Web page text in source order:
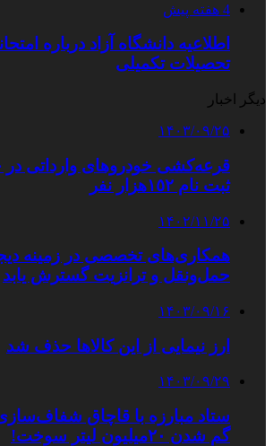
4 هفته پیش
اطلاعیه دانشگاه آزاد درباره
تحصیلات تکمیلی
دیگر اخبار
۱۴۰۳/۰۹/۲۵
قرعه‌کشی خودروهای وارداتی‌
ثبت نام ١٥٢هزار نفر
۱۴۰۲/۱۱/۲۵
همکاری‌های تخصصی در زمینه
حمل‌ونقل و ترانزیت گسترش یابد
۱۴۰۳/۰۹/۱۶
ارز نیمایی از این کالاها حذف شد
۱۴۰۳/۰۹/۲۹
ستاد مبارزه با قاچاق
گم شدن ۲۰میلیون لیتر سوخت!